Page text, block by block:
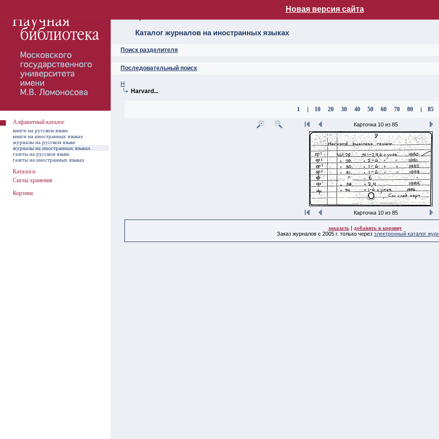
Новая версия сайта
Каталог журналов на иностранных языках
Поиск разделителя
Последовательный поиск
H
Harvard...
1 | 10 20 30 40 50 60 70 80 | 85
Карточка 10 из 85
Карточка 10 из 85
заказать| добавить в корзину
Заказ журналов с 2005 г. только через электронный каталог
Алфавитный каталог
книги на русском языке
книги на иностранных языках
журналы на русском языке
журналы на иностранных языках
газеты на русском языке
газеты на иностранных языках
Каталоги
Сиглы хранения
Корзина